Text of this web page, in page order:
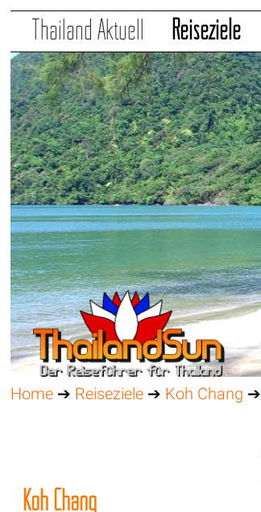
Thailand Aktuell Reiseziele
Home ➔ Reiseziele ➔ Koh Chang ➔
Koh Chang